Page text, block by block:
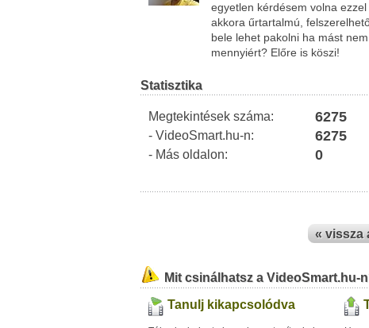
egyetlen kérdésem volna
akkora űrtartalmú,
bele lehet pakolni ha mást
mennyiért? Előre is köszi!
Statisztika
Megtekintések száma: 6275
- VideoSmart.hu-n: 6275
- Más oldalon: 0
« vissza
Mit csinálhatsz a VideoSmart.hu-
Tanulj kikapcsolódva